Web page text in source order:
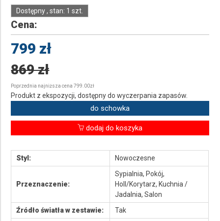
Dostępny , stan: 1 szt.
Cena:
799 zł
869 zł
Poprzednia najniższa cena 799.00zł
Produkt z ekspozycji, dostępny do wyczerpania zapasów.
do schowka
dodaj do koszyka
Styl: Nowoczesne
Przeznaczenie:
Sypialnia, Pokój,
Holl/Korytarz, Kuchnia /
Jadalnia, Salon
Źródło światła w zestawie:
Tak